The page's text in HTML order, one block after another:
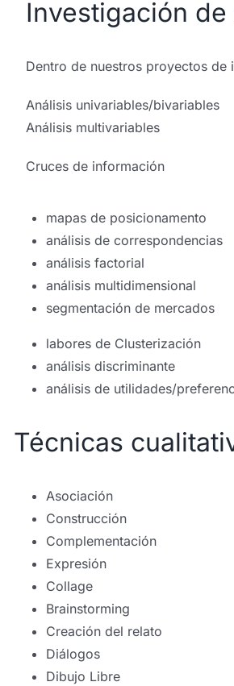
Investigación
Dentro de nuestros proyectos de
Análisis univariables/bivariables
Análisis multivariables
Cruces de información
mapas de posicionamento
análisis de correspondencias
análisis factorial
análisis multidimensional
segmentación de mercados
labores de Clusterización
análisis discriminante
análisis de utilidades/
Técnicas
Asociación
Construcción
Complementación
Expresión
Collage
Brainstorming
Creación del relato
Diálogos
Dibujo Libre